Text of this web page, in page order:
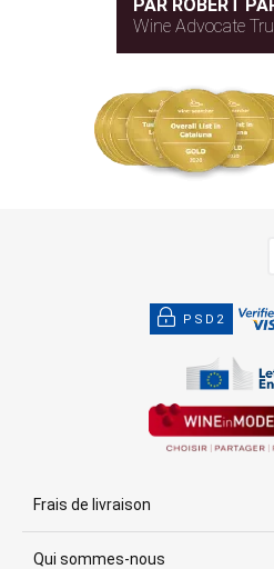
PAR ROBERT
Wine Advocate
PSD2
Frais de livraison
Qui sommes-nous